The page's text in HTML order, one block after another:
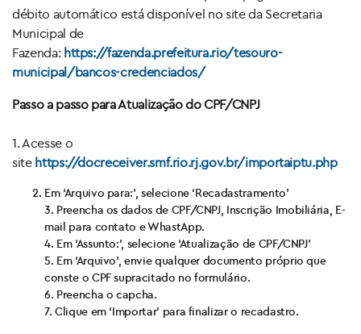
débito automático está disponível no site da Secretaria
Municipal de
Fazenda: https://fazenda.prefeitura.rio/tesouro-
municipal/bancos-credenciados/
Passo a passo para Atualização do CPF/CNPJ
1. Acesse o
site https://docreceiver.smf.rio.rj.gov.br/importaiptu.php
Em ‘Arquivo para:’, selecione ‘Recadastramento’
3. Preencha os dados de CPF/CNPJ, Inscrição Imobiliária, E-
mail para contato e WhastApp.
4. Em ‘Assunto:’, selecione ‘Atualização de CPF/CNPJ’
5. Em ‘Arquivo’, envie qualquer documento próprio que
conste o CPF supracitado no formulário.
6. Preencha o capcha.
7. Clique em ‘Importar’ para finalizar o recadastro.